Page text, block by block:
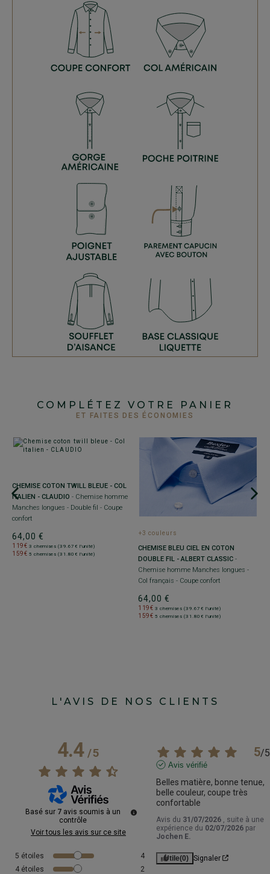
COMPLÉTEZ VOTRE PANIER
ET FAITES DES ÉCONOMIES
CHEMISE COTON TWILL BLEUE - COL
ITALIEN - CLAUDIO - Chemise homme
Manches longues - Double fil - Coupe
confort
64,00 €
119€ 3 chemises (39.67€ l'unité)
159€ 5 chemises (31.80€ l'unité)
+3 couleurs
CHEMISE BLEU CIEL EN COTON
DOUBLE FIL - ALBERT CLASSIC -
Chemise homme Manches longues -
Col français - Coupe confort
64,00 €
119€ 3 chemises (39.67€ l'unité)
159€ 5 chemises (31.80€ l'unité)
L'AVIS DE NOS CLIENTS
4.4/5
Basé sur 7 avis soumis à un
contrôle
Voir tous les avis sur ce site
5 étoiles
4
4 étoiles 2
5/5
Avis vérifié
Belles matière, bonne tenue,
belle couleur, coupe très
confortable
Avis du 31/07/2026
, suite à une
expérience du 02/07/2026 par
Jochen E.
Utile(0) Signaler